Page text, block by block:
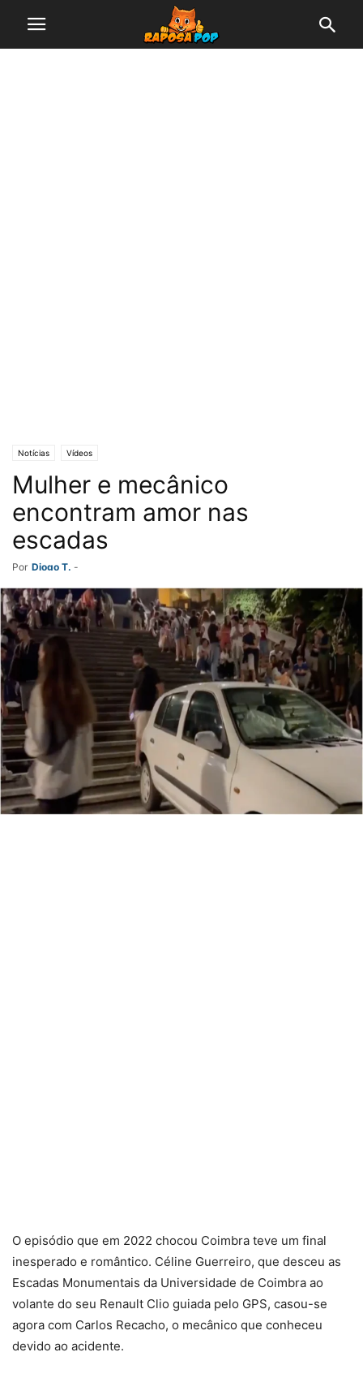
Notícias Vídeos
Mulher e mecânico
encontram amor nas
escadas
Por Diogo T. -
O episódio que em 2022 chocou Coimbra teve um final
inesperado e romântico. Céline Guerreiro, que desceu as
Escadas Monumentais da Universidade de Coimbra ao
volante do seu Renault Clio guiada pelo GPS, casou-se
agora com Carlos Recacho, o mecânico que conheceu
devido ao acidente.